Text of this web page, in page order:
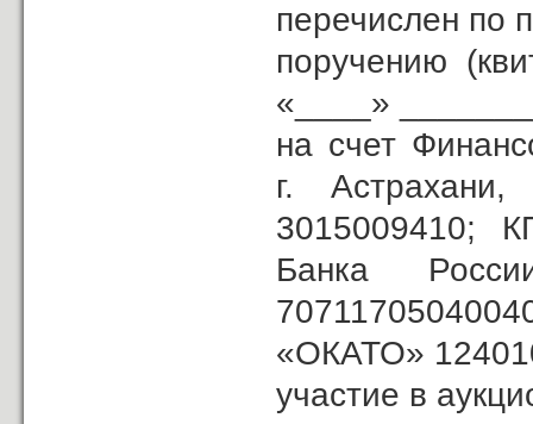
перечислен по
поручению
«____»
на счет
г.
3015009410;
Банка
«ОКАТО»
участие в